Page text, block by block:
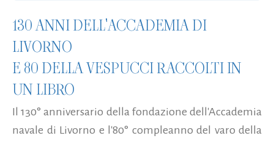
130 ANNI DELL'ACCADEMIA DI
LIVORNO
E 80 DELLA VESPUCCI RACCOLTI IN
UN LIBRO
Il 130° anniversario della fondazione dell'Accademia
navale di Livorno e l'80° compleanno del varo della